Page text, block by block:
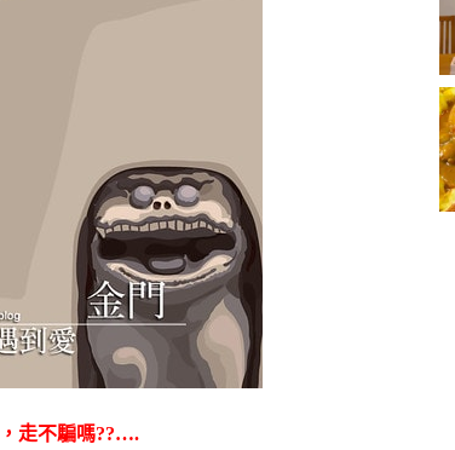
走不騙嗎??….